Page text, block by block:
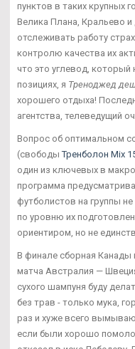
пунктов в таких крупных
Велика Плана, Кральево и
отслеживать работу
контролю качества их
что это углевод, который
позициях, я Треноджед
хорошего отдыха!
агентства, телеведущий
Вопрос об оптимальном
(свободыТренболон Mix
один из ключевых в
программа
футболистов на группы
по уровню их
ориентиром, но не
В финале сборная Канады
матча Австралия —
сухого шампуня буду
без трав - только мука,
раз и хуже всего
если были хорошо